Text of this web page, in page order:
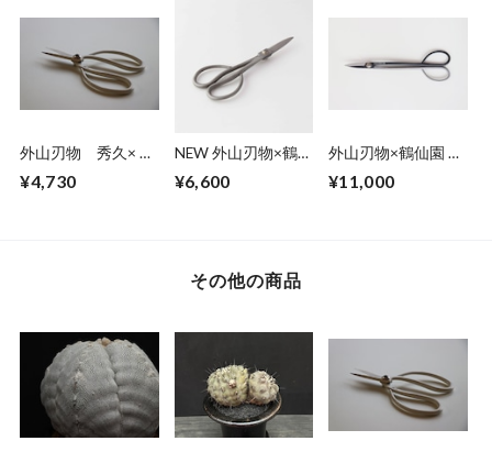
外山刃物 秀久× 鶴
鋏 ホワイト(1丁)
¥4,730
NEW 外山刃物×鶴仙
キ鋏 (short)
¥6,600
外山刃物×鶴仙園 小
¥11,000
その他の商品